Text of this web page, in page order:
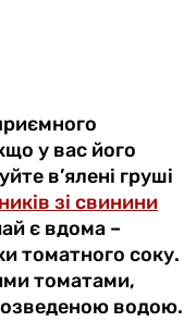
у вас його
в’ялені груші
зі свинини
є вдома –
томатного соку.
томатами,
водою.